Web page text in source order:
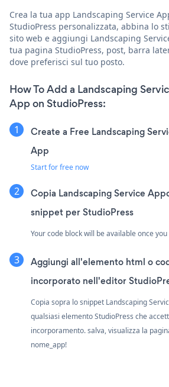
Crea la tua app Landscaping Service
StudioPress personalizzata, abbina lo
sito web e aggiungi Landscaping
tua pagina StudioPress, post, barra
dove preferisci sul tuo posto.
How To Add a Landscaping
App on StudioPress:
Create a Free Landscaping
App
Start for free now
Copia Landscaping Service
snippet per StudioPress
Your code block will be available once
Aggiungi all'elemento html o
incorporato nell'editor
Copia sopra lo snippet Landscaping
qualsiasi elemento StudioPress che
incorporamento. salva, visualizza la
nome_app!